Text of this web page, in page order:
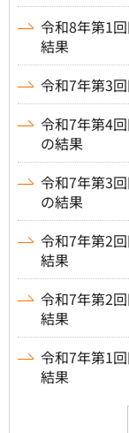
令和8年第1
結果
令和7年第3
令和7年第4
の結果
令和7年第3
の結果
令和7年第2
結果
令和7年第2
結果
令和7年第1
結果